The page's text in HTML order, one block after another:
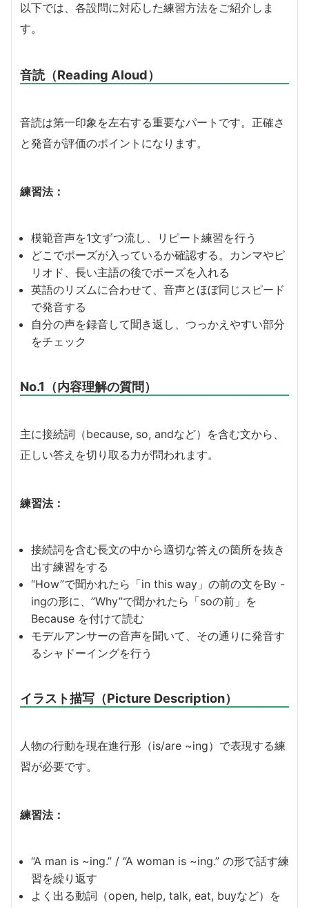
以下では、各設問に対応した練習方法をご紹介しま
す。
音読（Reading Aloud）
音読は第一印象を左右する重要なパートです。正確さ
と発音が評価のポイントになります。
練習法：
模範音声を1文ずつ流し、リピート練習を行う
どこでポーズが入っているか確認する。カンマやピ
リオド、長い主語の後でポーズを入れる
英語のリズムに合わせて、音声とほぼ同じスピード
で発音する
自分の声を録音して聞き返し、つっかえやすい部分
をチェック
No.1（内容理解の質問）
主に接続詞（because, so, andなど）を含む文から、
正しい答えを切り取る力が問われます。
練習法：
接続詞を含む長文の中から適切な答えの箇所を抜き
出す練習をする
“How”で聞かれたら「in this way」の前の文をBy -
ingの形に、”Why”で聞かれたら「soの前」を
Because を付けて読む
モデルアンサーの音声を聞いて、その通りに発音す
るシャドーイングを行う
イラスト描写（Picture Description）
人物の行動を現在進行形（is/are ~ing）で表現する練
習が必要です。
練習法：
“A man is ~ing.” / “A woman is ~ing.” の形で話す練
習を繰り返す
よく出る動詞（open, help, talk, eat, buyなど）を